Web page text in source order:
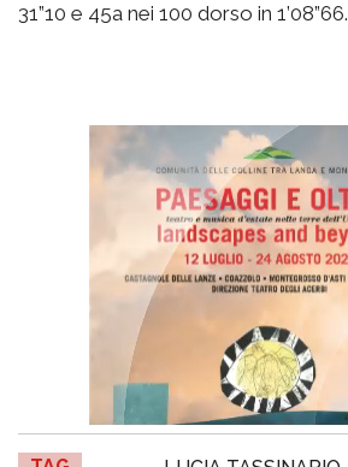
31”10 e 45a nei 100 dorso in 1’08”66.